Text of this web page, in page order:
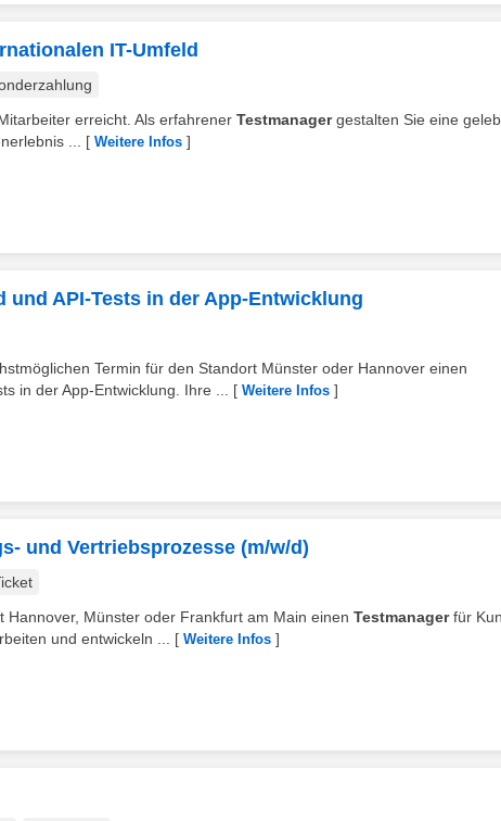
IT-Umfeld
erreicht. Als erfahrener Testmanagergestalten Sie eine
...
[ Weitere Infos ]
und API-Tests in der App-Entwicklung
Termin für den Standort Münster oder Hannover einen
in der App-Entwicklung. Ihre ... [ Weitere Infos ]
und Vertriebsprozesse (m/w/d)
Hannover, Münster oder Frankfurt am Main einen Testmanagerfür
und entwickeln ...
[ Weitere Infos ]